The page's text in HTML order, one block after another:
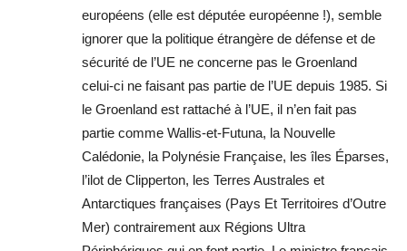
européens (elle est députée européenne !), semble
ignorer que la politique étrangère de défense et de
sécurité de l’UE ne concerne pas le Groenland
celui-ci ne faisant pas partie de l’UE depuis 1985. Si
le Groenland est rattaché à l’UE, il n’en fait pas
partie comme Wallis-et-Futuna, la Nouvelle
Calédonie, la Polynésie Française, les îles Éparses,
l’ilot de Clipperton, les Terres Australes et
Antarctiques françaises (Pays Et Territoires d’Outre
Mer) contrairement aux Régions Ultra